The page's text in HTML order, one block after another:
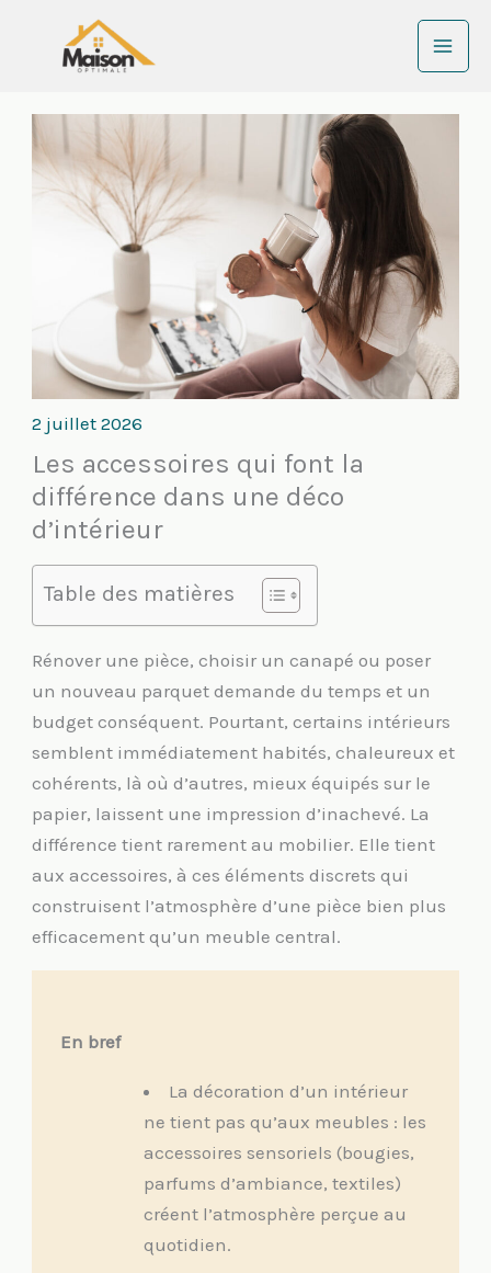
2 juillet 2026
Les accessoires qui font la
différence dans une déco
d’intérieur
Table des matières
Rénover une pièce, choisir un canapé ou poser
un nouveau parquet demande du temps et un
budget conséquent. Pourtant, certains intérieurs
semblent immédiatement habités, chaleureux et
cohérents, là où d’autres, mieux équipés sur le
papier, laissent une impression d’inachevé. La
différence tient rarement au mobilier. Elle tient
aux accessoires, à ces éléments discrets qui
construisent l’atmosphère d’une pièce bien plus
efficacement qu’un meuble central.
En bref
La décoration d’un intérieur
ne tient pas qu’aux meubles : les
accessoires sensoriels (bougies,
parfums d’ambiance, textiles)
créent l’atmosphère perçue au
quotidien.